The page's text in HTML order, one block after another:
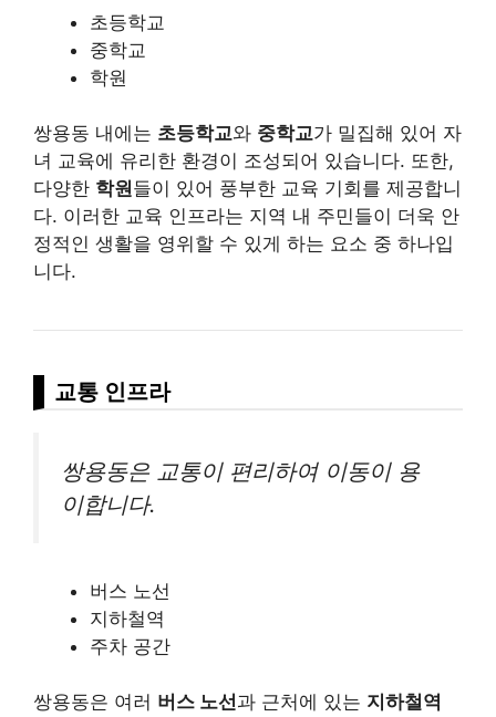
초등학교
중학교
학원
쌍용동 내에는 초등학교와 중학교가 밀집해 있어 자
녀 교육에 유리한 환경이 조성되어 있습니다. 또한,
다양한 학원들이 있어 풍부한 교육 기회를 제공합니
다. 이러한 교육 인프라는 지역 내 주민들이 더욱 안
정적인 생활을 영위할 수 있게 하는 요소 중 하나입
니다.
교통 인프라
쌍용동은 교통이 편리하여 이동이 용
이합니다.
버스 노선
지하철역
주차 공간
쌍용동은 여러 버스 노선과 근처에 있는 지하철역